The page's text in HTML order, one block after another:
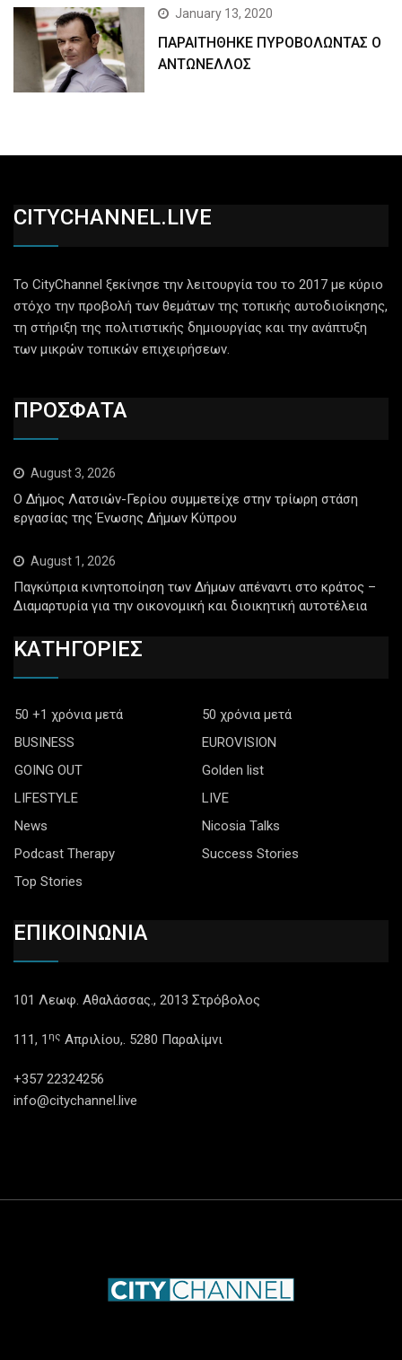
January 13, 2020
ΠΑΡΑΙΤΗΘΗΚΕ ΠΥΡΟΒΟΛΩΝΤΑΣ Ο
ΑΝΤΩΝΕΛΛΟΣ
CITYCHANNEL.LIVE
Το CityChannel ξεκίνησε την λειτουργία του το 2017 με κύριο
στόχο την προβολή των θεμάτων της τοπικής αυτοδιοίκησης,
τη στήριξη της πολιτιστικής δημιουργίας και την ανάπτυξη
των μικρών τοπικών επιχειρήσεων.
ΠΡΟΣΦΑΤΑ
August 3, 2026
Ο Δήμος Λατσιών-Γερίου συμμετείχε στην τρίωρη στάση
εργασίας της Ένωσης Δήμων Κύπρου
August 1, 2026
Παγκύπρια κινητοποίηση των Δήμων απέναντι στο κράτος –
Διαμαρτυρία για την οικονομική και διοικητική αυτοτέλεια
ΚΑΤΗΓΟΡΙΕΣ
50 +1 χρόνια μετά
50 χρόνια μετά
BUSINESS
EUROVISION
GOING OUT
Golden list
LIFESTYLE
LIVE
News
Nicosia Talks
Podcast Therapy
Success Stories
Top Stories
ΕΠΙΚΟΙΝΩΝΙΑ
101 Λεωφ. Αθαλάσσας., 2013 Στρόβολος
111, 1 ης Απριλίου,. 5280 Παραλίμνι
+357 22324256
info@citychannel.live